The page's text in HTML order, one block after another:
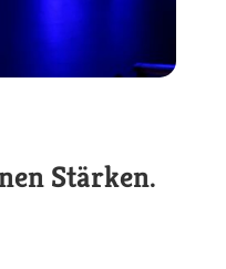
Stärken.